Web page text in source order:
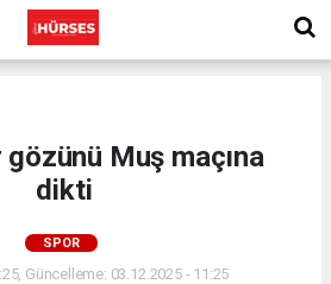
Muş maçına
dikti
SPOR
Güncelleme: 03.12.2025 - 11:25